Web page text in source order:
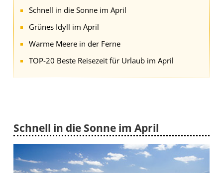
Schnell in die Sonne im April
Grünes Idyll im April
Warme Meere in der Ferne
TOP-20 Beste Reisezeit für Urlaub im April
Schnell in die Sonne im April